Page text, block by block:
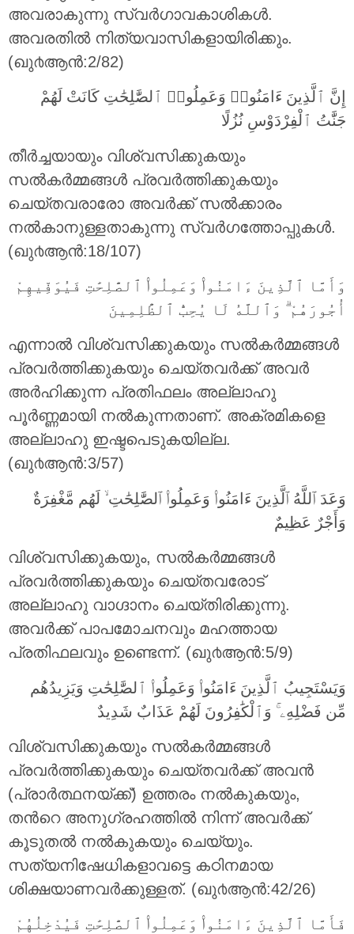
അവരാകുന്നു സ്വര്‍ഗാവകാശികള്‍.
അവരതില്‍ നിത്യവാസികളായിരിക്കും.
(ഖു൪ആന്‍:2/82)
إِنَّ ٱلَّذِينَ ءَامَنُوا۟ وَعَمِلُوا۟ ٱلصَّٰلِحَٰتِ كَانَتْ لَهُمْ
جَنَّٰتُ ٱلْفِرْدَوْسِ نُزُلًا
തീര്‍ച്ചയായും വിശ്വസിക്കുകയും
സല്‍കര്‍മ്മങ്ങള്‍ പ്രവര്‍ത്തിക്കുകയും
ചെയ്തവരാരോ അവര്‍ക്ക് സല്‍ക്കാരം
നല്‍കാനുള്ളതാകുന്നു സ്വര്‍ഗത്തോപ്പുകള്‍.
(ഖു൪ആന്‍:18/107)
وَأَمَّا ٱلَّذِينَ ءَامَنُوا۟ وَعَمِلُوا۟ ٱلصَّٰلِحَٰتِ فَيُوَفِّيهِمْ
أُجُورَهُمْ ۗ وَٱللَّهُ لَا يُحِبُّ ٱلظَّٰلِمِينَ
എന്നാല്‍ വിശ്വസിക്കുകയും സല്‍കര്‍മ്മങ്ങള്‍
പ്രവര്‍ത്തിക്കുകയും ചെയ്തവര്‍ക്ക് അവര്‍
അര്‍ഹിക്കുന്ന പ്രതിഫലം അല്ലാഹു
പൂര്‍ണ്ണമായി നല്‍കുന്നതാണ്‌. അക്രമികളെ
അല്ലാഹു ഇഷ്ടപെടുകയില്ല.
(ഖു൪ആന്‍:3/57)
وَعَدَ ٱللَّهُ ٱلَّذِينَ ءَامَنُوا۟ وَعَمِلُوا۟ ٱلصَّٰلِحَٰتِ ۙ لَهُم مَّغْفِرَةٌ
وَأَجْرٌ عَظِيمٌ
വിശ്വസിക്കുകയും, സല്‍കര്‍മ്മങ്ങള്‍
പ്രവര്‍ത്തിക്കുകയും ചെയ്തവരോട്
അല്ലാഹു വാഗ്ദാനം ചെയ്തിരിക്കുന്നു.
അവര്‍ക്ക് പാപമോചനവും മഹത്തായ
പ്രതിഫലവും ഉണ്ടെന്ന്‌. (ഖു൪ആന്‍:5/9)
وَيَسْتَجِيبُ ٱلَّذِينَ ءَامَنُوا۟ وَعَمِلُوا۟ ٱلصَّٰلِحَٰتِ وَيَزِيدُهُم
مِّن فَضْلِهِۦ ۚ وَٱلْكَٰفِرُونَ لَهُمْ عَذَابٌ شَدِيدٌ
വിശ്വസിക്കുകയും സല്‍കര്‍മ്മങ്ങള്‍
പ്രവര്‍ത്തിക്കുകയും ചെയ്തവര്‍ക്ക് അവന്‍
(പ്രാര്‍ത്ഥനയ്ക്ക്‌) ഉത്തരം നല്‍കുകയും,
തന്‍റെ അനുഗ്രഹത്തില്‍ നിന്ന് അവര്‍ക്ക്
കൂടുതല്‍ നല്‍കുകയും ചെയ്യും.
സത്യനിഷേധികളാവട്ടെ കഠിനമായ
ശിക്ഷയാണവര്‍ക്കുള്ളത്‌. (ഖു൪ആന്‍:42/26)
فَأَمَّا ٱلَّذِينَ ءَامَنُوا۟ وَعَمِلُوا۟ ٱلصَّٰلِحَٰتِ فَيُدْخِلُهُمْ